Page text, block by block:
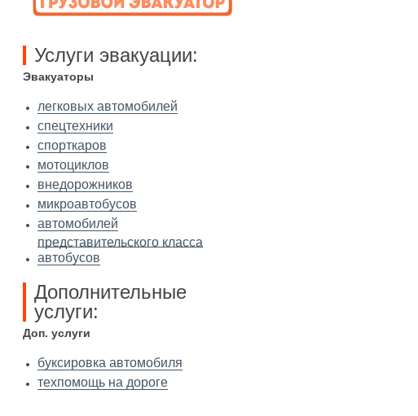
Услуги эвакуации:
Эвакуаторы
легковых автомобилей
спецтехники
спорткаров
мотоциклов
внедорожников
микроавтобусов
автомобилей
представительского класса
автобусов
Дополнительные
услуги:
Доп. услуги
буксировка автомобиля
техпомощь на дороге